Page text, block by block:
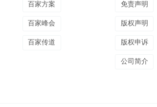
百家方案
百家峰会
百家传道
免责声明
版权声明
版权申诉
公司简介